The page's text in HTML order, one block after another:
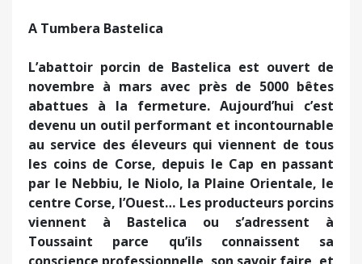
A Tumbera Bastelica
L’abattoir porcin de Bastelica est ouvert de
novembre à mars avec près de 5000 bêtes
abattues à la fermeture. Aujourd’hui c’est
devenu un outil performant et incontournable
au service des éleveurs qui viennent de tous
les coins de Corse, depuis le Cap en passant
par le Nebbiu, le Niolo, la Plaine Orientale, le
centre Corse, l’Ouest… Les producteurs porcins
viennent à Bastelica ou s’adressent à
Toussaint parce qu’ils connaissent sa